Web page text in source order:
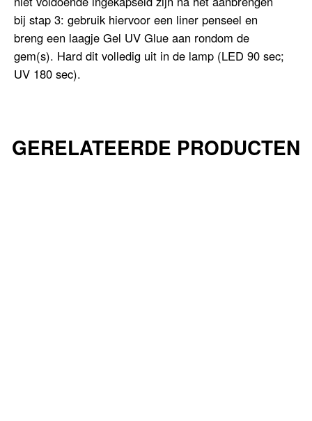
bij stap 3: gebruik hiervoor een liner penseel en
breng een laagje Gel UV Glue aan rondom de
gem(s). Hard dit volledig uit in de lamp (LED 90 sec;
UV 180 sec).
GERELATEERDE PRODUCTEN